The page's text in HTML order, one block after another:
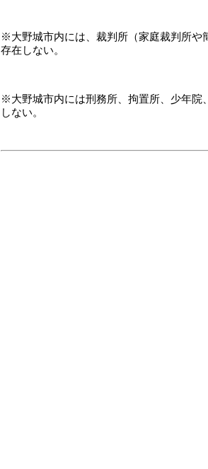
※大野城市内には、裁判所（家庭裁判所や
存在しない。
※大野城市内には刑務所、拘置所、少年院
しない。